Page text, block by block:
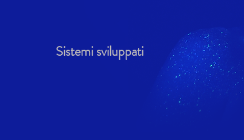
Sistemi sviluppati